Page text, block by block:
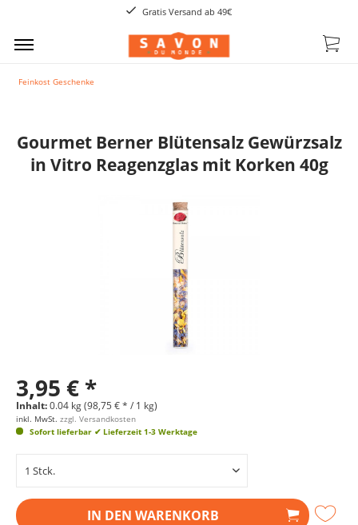
Gratis Versand ab 49€
Feinkost Geschenke
Gourmet Berner Blütensalz Gewürzsalz
in Vitro Reagenzglas mit Korken 40g
3,95 € *
Inhalt:0.04 kg (98,75 € * / 1 kg)
inkl. MwSt. zzgl. Versandkosten
Sofort lieferbar ✔ Lieferzeit 1-3 Werktage
IN DEN WARENKORB